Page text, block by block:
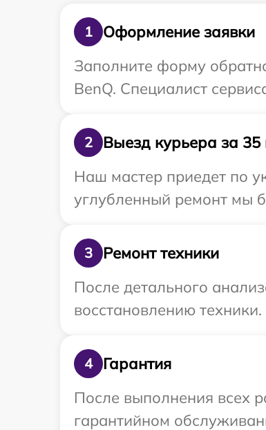
1
Оформление заявки
Заполните форму
BenQ. Специалист
2
Выезд курьера за 35
Наш мастер приедет по
углубленный ремонт мы
3
Ремонт техники
После детального
восстановлению техники.
4
Гарантия
После выполнения всех
гарантийном